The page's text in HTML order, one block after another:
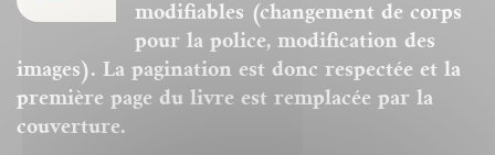
modifiables (changement de corps
pour la police, modification des
images). La pagination est donc respectée et la
première page du livre est remplacée par la
couverture.